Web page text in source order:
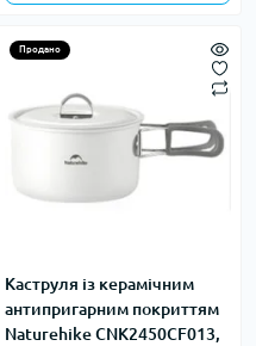
Продано
Каструля із керамічним
антипригарним покриттям
Naturehike CNK2450CF013,